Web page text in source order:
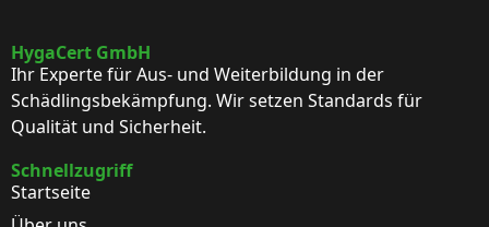
HygaCert GmbH
Ihr Experte für Aus- und Weiterbildung in der
Schädlingsbekämpfung. Wir setzen Standards für
Qualität und Sicherheit.
Schnellzugriff
Startseite